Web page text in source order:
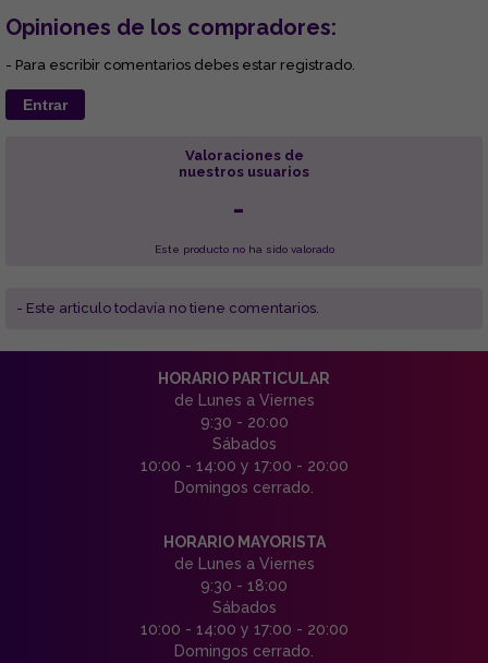
Opiniones de los compradores:
- Para escribir comentarios debes estar registrado.
Entrar
Valoraciones de
nuestros usuarios
-
Este producto no ha sido valorado
- Este articulo todavía no tiene comentarios.
HORARIO PARTICULAR
de Lunes a Viernes
9:30 - 20:00
Sábados
10:00 - 14:00 y 17:00 - 20:00
Domingos cerrado.
HORARIO MAYORISTA
de Lunes a Viernes
9:30 - 18:00
Sábados
10:00 - 14:00 y 17:00 - 20:00
Domingos cerrado.